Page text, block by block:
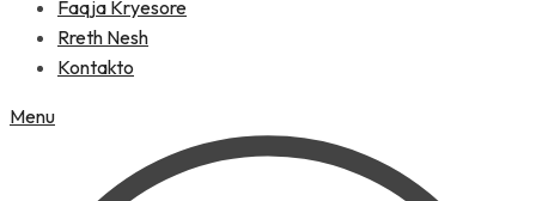
Faqja Kryesore
Rreth Nesh
Kontakto
Menu